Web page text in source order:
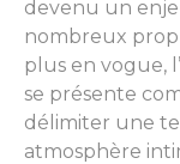
devenu un
nombreux
plus en vogue,
se présente
délimiter une
atmosphère